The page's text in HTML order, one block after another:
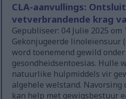
CLA-aanvullings:
vetverbrandende krag
Gepubliseer: 04 Julie 2025 om
Gekonjugeerde linoleïensuur
word toenemend gewild onder
gesondheidsentoesias. Hulle
natuurlike hulpmiddels vir
algehele welstand. Navorsing
kan help met gewigsbestuur